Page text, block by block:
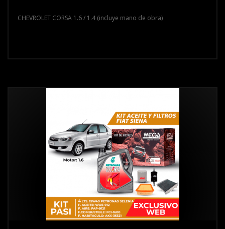
CHEVROLET CORSA 1.6 / 1.4 (incluye mano de obra)